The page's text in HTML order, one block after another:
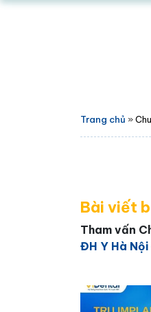
Trang chủ »
Bài viết
Tham vấn
ĐH Y Hà